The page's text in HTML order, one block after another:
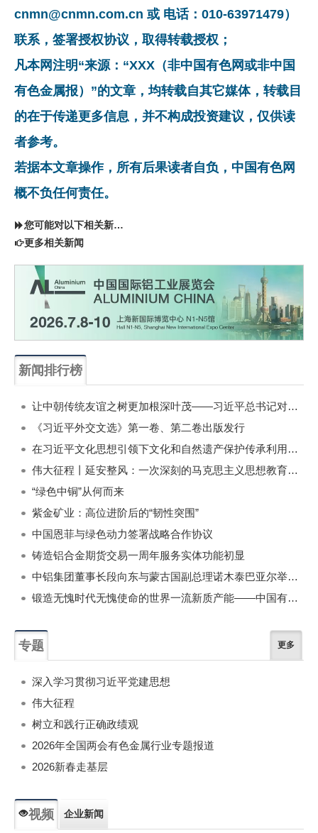
cnmn@cnmn.com.cn 或 电话：010-63971479）
联系，签署授权协议，取得转载授权；
凡本网注明“来源：“XXX（非中国有色网或非中国
有色金属报）”的文章，均转载自其它媒体，转载目
的在于传递更多信息，并不构成投资建议，仅供读
者参考。
若据本文章操作，所有后果读者自负，中国有色网
概不负任何责任。
您可能对以下相关新闻同样感兴趣
更多相关新闻
新闻排行榜
让中朝传统友谊之树更加根深叶茂——习近平总书记对朝鲜进行国事访问纪实
《习近平外交文选》第一卷、第二卷出版发行
在习近平文化思想引领下文化和自然遗产保护传承利用工作开创新局面
伟大征程丨延安整风：一次深刻的马克思主义思想教育运动
“绿色中铜”从何而来
紫金矿业：高位进阶后的“韧性突围”
中国恩菲与绿色动力签署战略合作协议
铸造铝合金期货交易一周年服务实体功能初显
中铝集团董事长段向东与蒙古国副总理诺木泰巴亚尔举行会谈
锻造无愧时代无愧使命的世界一流新质产能——中国有色金属工业的战略应对与破局之道（二）
专题 更多
深入学习贯彻习近平党建思想
伟大征程
树立和践行正确政绩观
2026年全国两会有色金属行业专题报道
2026新春走基层
视频 企业新闻